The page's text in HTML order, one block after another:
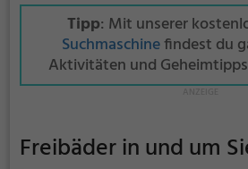
Tipp: Mit unserer
Suchmaschinefindest du
Aktivitäten und
Freibäder in und um